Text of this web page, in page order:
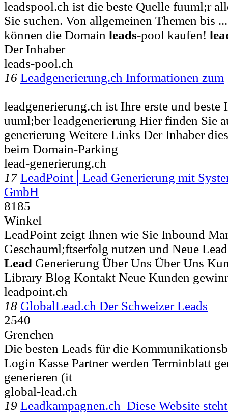
leadspool.ch ist die beste Quelle fuuml;r
Sie suchen. Von allgemeinen Themen bis
können die Domain leads-pool kaufen!
Der Inhaber
leads-pool.ch
16 Leadgenerierung.ch Informationen zum
leadgenerierung.ch ist Ihre erste und
uuml;ber leadgenerierung Hier finden Sie
generierung Weitere Links Der Inhaber
beim Domain-Parking
lead-generierung.ch
17 LeadPoint│Lead Generierung mit
GmbH
8185
Winkel
LeadPoint zeigt Ihnen wie Sie Inbound
Geschauml;ftserfolg nutzen und Neue
Lead Generierung Über Uns Über Uns
Library Blog Kontakt Neue Kunden
leadpoint.ch
18 GlobalLead.ch Der Schweizer Leads
2540
Grenchen
Die besten Leads für die
Login Kasse Partner werden Terminblatt
generieren (it
global-lead.ch
19 Leadkampagnen.ch Diese Website